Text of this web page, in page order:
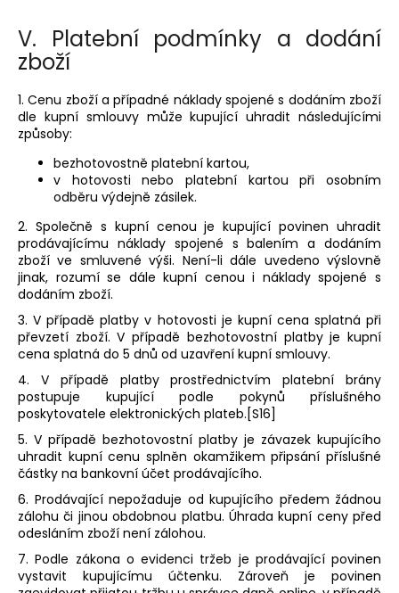
V. Platební podmínky a dodání
zboží
1. Cenu zboží a případné náklady spojené s dodáním zboží
dle kupní smlouvy může kupující uhradit následujícími
způsoby:
bezhotovostně platební kartou,
v hotovosti nebo platební kartou při osobním
odběru výdejně zásilek.
2. Společně s kupní cenou je kupující povinen uhradit
prodávajícímu náklady spojené s balením a dodáním
zboží ve smluvené výši. Není-li dále uvedeno výslovně
jinak, rozumí se dále kupní cenou i náklady spojené s
dodáním zboží.
3. V případě platby v hotovosti je kupní cena splatná při
převzetí zboží. V případě bezhotovostní platby je kupní
cena splatná do 5 dnů od uzavření kupní smlouvy.
4. V případě platby prostřednictvím platební brány
postupuje kupující podle pokynů příslušného
poskytovatele elektronických plateb.[S16]
5. V případě bezhotovostní platby je závazek kupujícího
uhradit kupní cenu splněn okamžikem připsání příslušné
částky na bankovní účet prodávajícího.
6. Prodávající nepožaduje od kupujícího předem žádnou
zálohu či jinou obdobnou platbu. Úhrada kupní ceny před
odesláním zboží není zálohou.
7. Podle zákona o evidenci tržeb je prodávající povinen
vystavit kupujícímu účtenku. Zároveň je povinen